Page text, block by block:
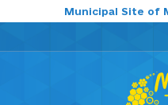
Municipal Site of